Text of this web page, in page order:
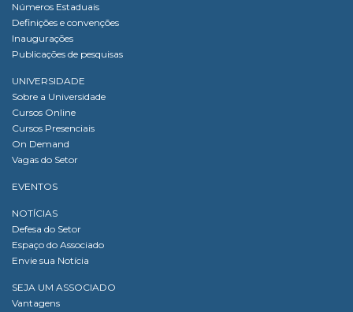
Números Estaduais
Definições e convenções
Inaugurações
Publicações de pesquisas
UNIVERSIDADE
Sobre a Universidade
Cursos Online
Cursos Presenciais
On Demand
Vagas do Setor
EVENTOS
NOTÍCIAS
Defesa do Setor
Espaço do Associado
Envie sua Notícia
SEJA UM ASSOCIADO
Vantagens